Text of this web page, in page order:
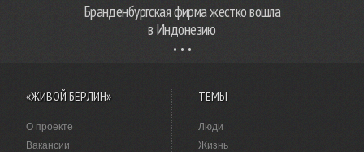
Бранденбургская фирма жестко вошла
в Индонезию
«ЖИВОЙ БЕРЛИН»
О проекте
Вакансии
ТЕМЫ
Люди
Жизнь